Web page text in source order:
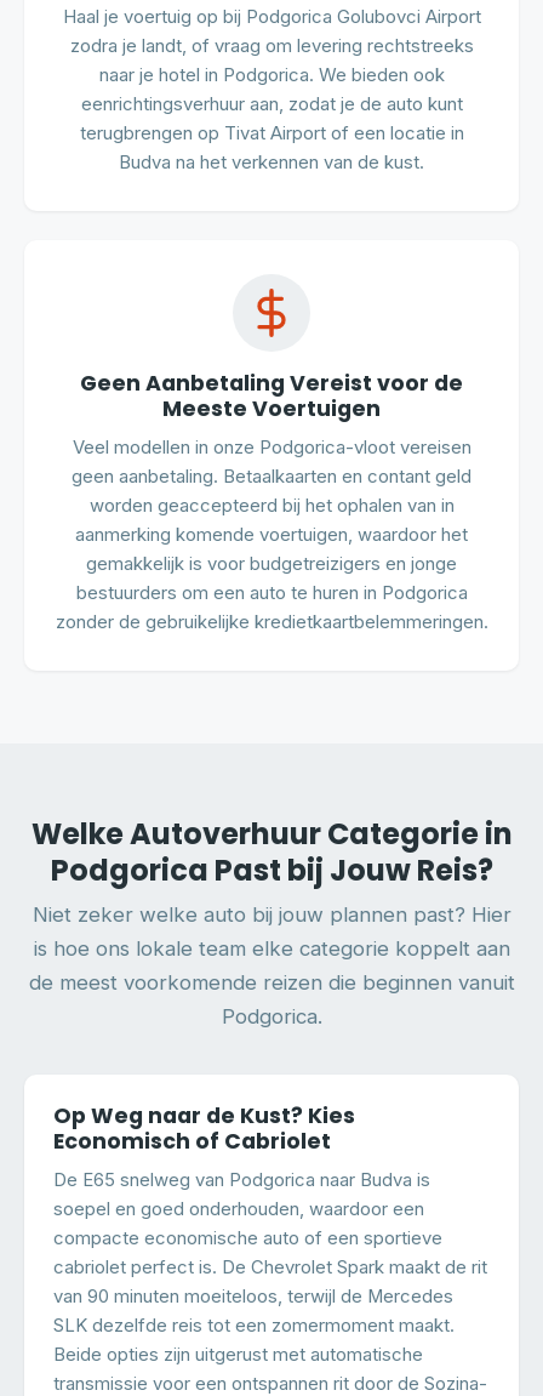
Haal je voertuig op bij Podgorica Golubovci Airport
zodra je landt, of vraag om levering rechtstreeks
naar je hotel in Podgorica. We bieden ook
eenrichtingsverhuur aan, zodat je de auto kunt
terugbrengen op Tivat Airport of een locatie in
Budva na het verkennen van de kust.
Geen Aanbetaling Vereist voor de
Meeste Voertuigen
Veel modellen in onze Podgorica-vloot vereisen
geen aanbetaling. Betaalkaarten en contant geld
worden geaccepteerd bij het ophalen van in
aanmerking komende voertuigen, waardoor het
gemakkelijk is voor budgetreizigers en jonge
bestuurders om een auto te huren in Podgorica
zonder de gebruikelijke kredietkaartbelemmeringen.
Welke Autoverhuur Categorie in
Podgorica Past bij Jouw Reis?
Niet zeker welke auto bij jouw plannen past? Hier
is hoe ons lokale team elke categorie koppelt aan
de meest voorkomende reizen die beginnen vanuit
Podgorica.
Op Weg naar de Kust? Kies
Economisch of Cabriolet
De E65 snelweg van Podgorica naar Budva is
soepel en goed onderhouden, waardoor een
compacte economische auto of een sportieve
cabriolet perfect is. De Chevrolet Spark maakt de rit
van 90 minuten moeiteloos, terwijl de Mercedes
SLK dezelfde reis tot een zomermoment maakt.
Beide opties zijn uitgerust met automatische
transmissie voor een ontspannen rit door de Sozina-